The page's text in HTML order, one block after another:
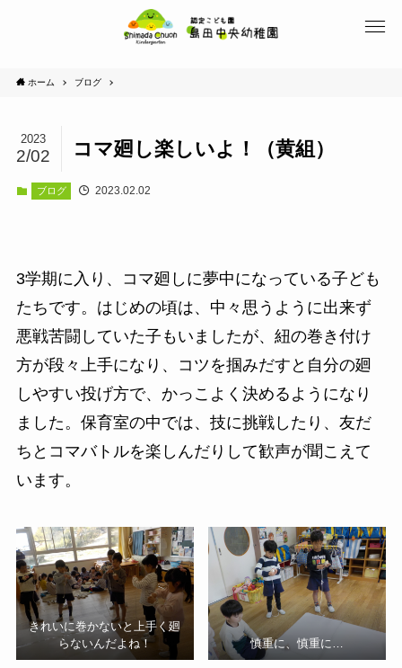
ホーム ブログ
コマ廻し楽しいよ！（黄組）
2023
2/02
ブログ 2023.02.02
3学期に入り、コマ廻しに夢中になっている子ども
たちです。はじめの頃は、中々思うように出来ず
悪戦苦闘していた子もいましたが、紐の巻き付け
方が段々上手になり、コツを掴みだすと自分の廻
しやすい投げ方で、かっこよく決めるようになり
ました。保育室の中では、技に挑戦したり、友だ
ちとコマバトルを楽しんだりして歓声が聞こえて
います。
きれいに巻かないと上手く廻
らないんだよね！
慎重に、慎重に…